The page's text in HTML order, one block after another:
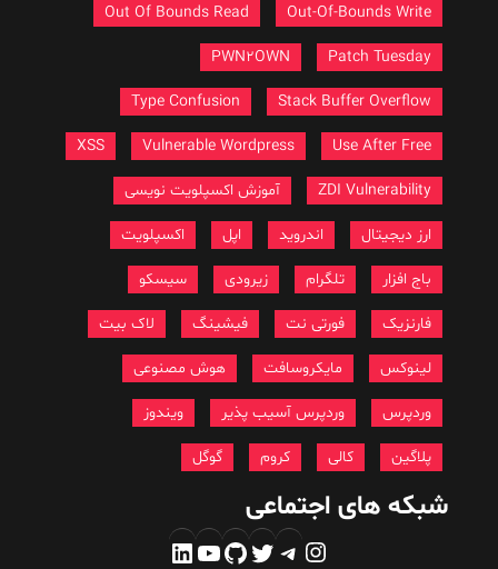
Out-Of-Bounds Write
Out Of Bounds Read
Patch Tuesday
PWN2OWN
Stack Buffer Overflow
Type Confusion
Use After Free
Vulnerable Wordpress
ZDI Vulnerability آموزش اکسپلویت نویسی
ارز دیجیتال اندروید اکسپلویت
باج افزار تلگرام زیرودی سیسکو
فارنزیک فورتی نت فیشینگ لاک بیت
لینوکس مایکروسافت هوش مصنوعی
وردپرس وردپرس آسیب پذیر ویندوز
پلاگین
شبکه های اجتماعی
اینستاگرم
تلگرام
توییتر
گیت‌هاب
یوتیوب
لینکداین